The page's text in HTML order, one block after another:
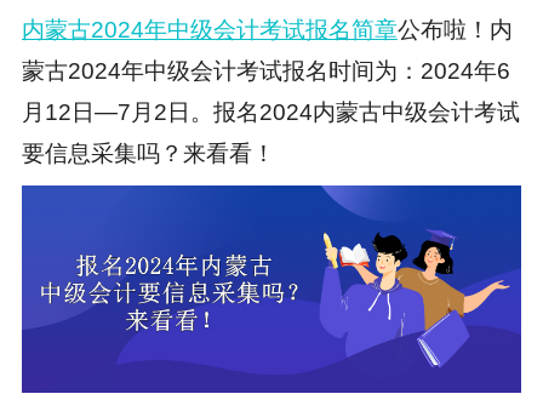
内蒙古2024年中级会计考试报名简章公布啦！内
蒙古2024年中级会计考试报名时间为：2024年6
月12日—7月2日。报名2024内蒙古中级会计考试
要信息采集吗？来看看！